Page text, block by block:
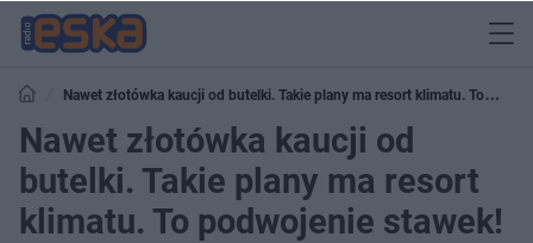
Nawet złotówka kaucji od butelki. Takie plany ma resort klimatu. To
podwojenie stawek!
Nawet złotówka kaucji od
butelki. Takie plany ma resort
klimatu. To podwojenie stawek!